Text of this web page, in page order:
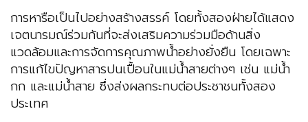
การหารือเป็นไปอย่างสร้างสรรค์ โดยทั้งสองฝ่ายได้แสดง
เจตนารมณ์ร่วมกันที่จะส่งเสริมความร่วมมือด้านสิ่ง
แวดล้อมและการจัดการคุณภาพน้ำอย่างยั่งยืน โดยเฉพาะ
การแก้ไขปัญหาสารปนเปื้อนในแม่น้ำสายต่างๆ เช่น แม่น้ำ
กก และแม่น้ำสาย ซึ่งส่งผลกระทบต่อประชาชนทั้งสอง
ประเทศ